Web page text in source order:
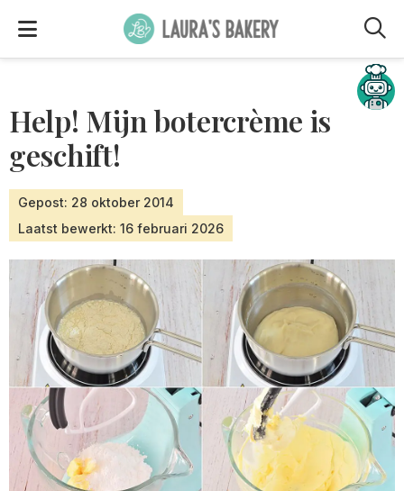
Help! Mijn botercrème is
geschift!
Gepost: 28 oktober 2014
Laatst bewerkt: 16 februari 2026